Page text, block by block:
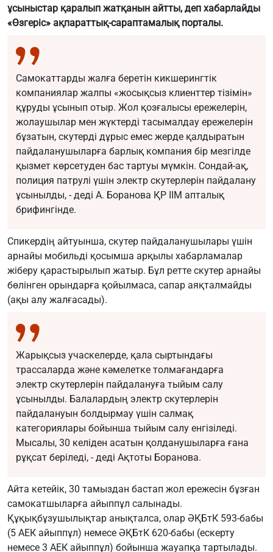
ұсыныстар қаралып жатқанын айтты, деп хабарлайды
«Өзгеріс» ақпараттық-сараптамалық порталы.
Самокаттарды жалға беретін кикшерингтік
компаниялар жалпы «жосықсыз клиенттер тізімін»
құруды ұсынып отыр. Жол қозғалысы ережелерін,
жолаушылар мен жүктерді тасымалдау ережелерін
бұзатын, скутерді дұрыс емес жерде қалдыратын
пайдаланушыларға барлық компания бір мезгілде
қызмет көрсетуден бас тартуы мүмкін. Сондай-ақ,
полиция патрулі үшін электр скутерлерін пайдалану
ұсынылды, - деді А. Боранова ҚР ІІМ апталық
брифингінде.
Спикердің айтуынша, скутер пайдаланушылары үшін
арнайы мобильді қосымша арқылы хабарламалар
жіберу қарастырылып жатыр. Бұл ретте скутер арнайы
бөлінген орындарға қойылмаса, сапар аяқталмайды
(ақы алу жалғасады).
Жарықсыз учаскелерде, қала сыртындағы
трассаларда және кәмелетке толмағандарға
электр скутерлерін пайдалануға тыйым салу
ұсынылды. Балалардың электр скутерлерін
пайдалануын болдырмау үшін салмақ
категориялары бойынша тыйым салу енгізіледі.
Мысалы, 30 келіден асатын қолданушыларға ғана
рұқсат беріледі, - деді Ақтоты Боранова.
Айта кетейік, 30 тамыздан бастап жол ережесін бұзған
самокатшыларға айыппұл салынады.
Құқықбұзушылықтар анықталса, олар ӘҚБтК 593-бабы
(5 АЕК айыппұл) немесе ӘҚБтК 620-бабы (ескерту
немесе 3 АЕК айыппұл) бойынша жауапқа тартылады.